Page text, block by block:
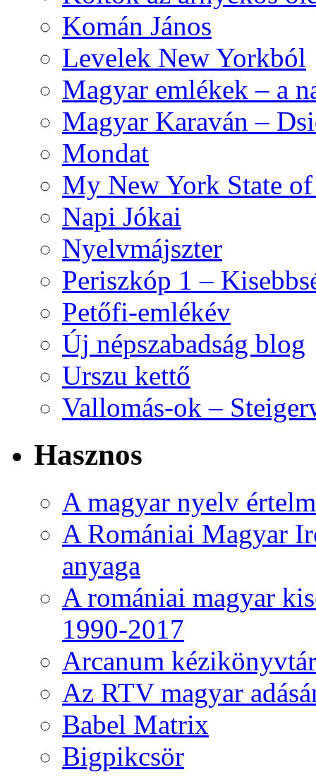
Komán János
Levelek New Yorkból
Magyar emlékek – a
Magyar Karaván –
Mondat
My New York State
Napi Jókai
Nyelvmájszter
Periszkóp 1 –
Petőfi-emlékév
Új népszabadság blog
Urszu kettő
Vallomás-ok –
Hasznos
A magyar nyelv
A Romániai Magyar
anyaga
A romániai magyar
1990-2017
Arcanum kézikönyvtár
Az RTV magyar
Babel Matrix
Bigpikcsör